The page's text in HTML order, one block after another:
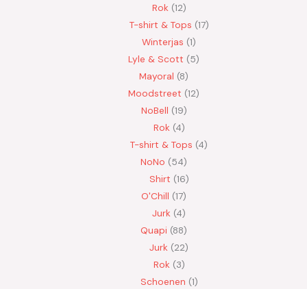
Rok 12
T-shirt & Tops 17
Winterjas 1
Lyle & Scott
5
Mayoral 8
Moodstreet 12
NoBell 19
Rok 4
T-shirt & Tops 4
NoNo
54
Shirt 16
O'Chill 17
Jurk 4
Quapi 88
Jurk
22
Rok 3
Schoenen 1